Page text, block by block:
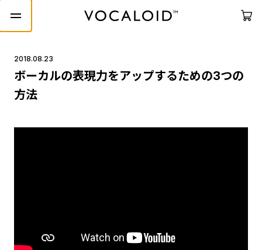
2018.08.23
ボーカルの表現力をアップするための3つの
方法